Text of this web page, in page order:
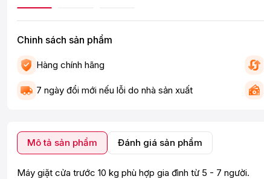
Chinh sách sản phẩm
Hàng chính hãng
7 ngày đổi mới nếu lỗi do nhà sản xuất
Mô tả sản phẩm Đánh giá sản phẩm
Máy giặt cửa trước 10 kg phù hợp gia đình từ 5 - 7 người.